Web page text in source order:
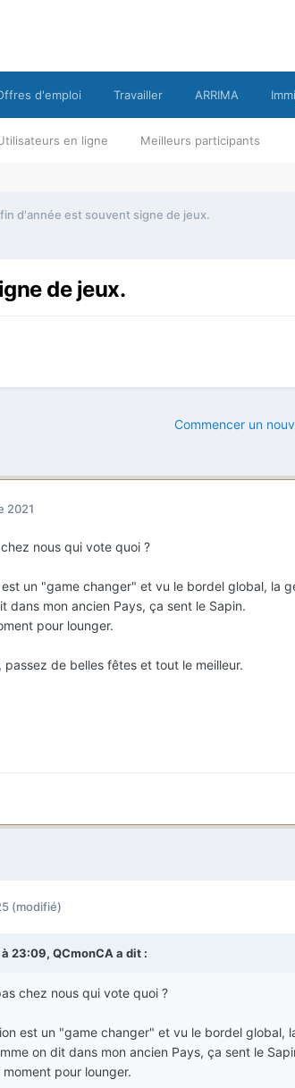
en ligne Meilleurs participants
d'emploi Travailler ARRIMA
fin d'année est souvent signe de jeux.
de jeux.
Commencer un
2021
nous qui vote quoi ?
un "game changer" et vu le bordel global, la
dans mon ancien Pays, ça sent le Sapin.
pour lounger.
passez de belles fêtes et tout le meilleur.
(modifié)
à 23:09, QCmonCAa dit :
chez nous qui vote quoi ?
est un "game changer" et vu le bordel global,
on dit dans mon ancien Pays, ça sent le
pour lounger.